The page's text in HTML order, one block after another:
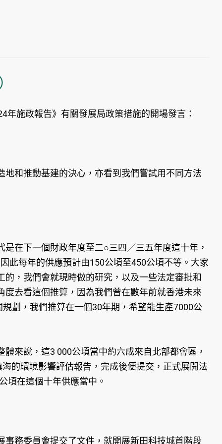
施政報告》有關發展局政策措施的開場發言：
和推動基建的決心，亦看到我們嘗試用不同方法
在下一個財政年度至二○三四／三五年度這十年，
此每年的供應預計由150公頃至450公頃不等。大家
，我們會就現時做的研究，以及一些法定審批和
去看這個推算，因為我們曾在數年前就香港未來
劃，我們推算在一個30年期，希望能生產7000公
說，這3 000公頃當中約六成來自北部都會區，
的環境影響評估報告，完成後便提交，正式展開法
頃在這個十年供應當中。
務委員會提交了文件，就開展新田科技城首階段